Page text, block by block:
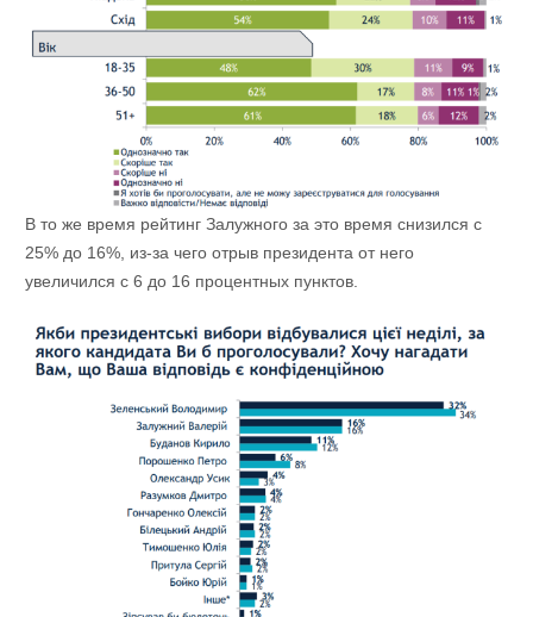
В то же время рейтинг Залужного за это время снизился с
25% до 16%, из-за чего отрыв президента от него
увеличился с 6 до 16 процентных пунктов.